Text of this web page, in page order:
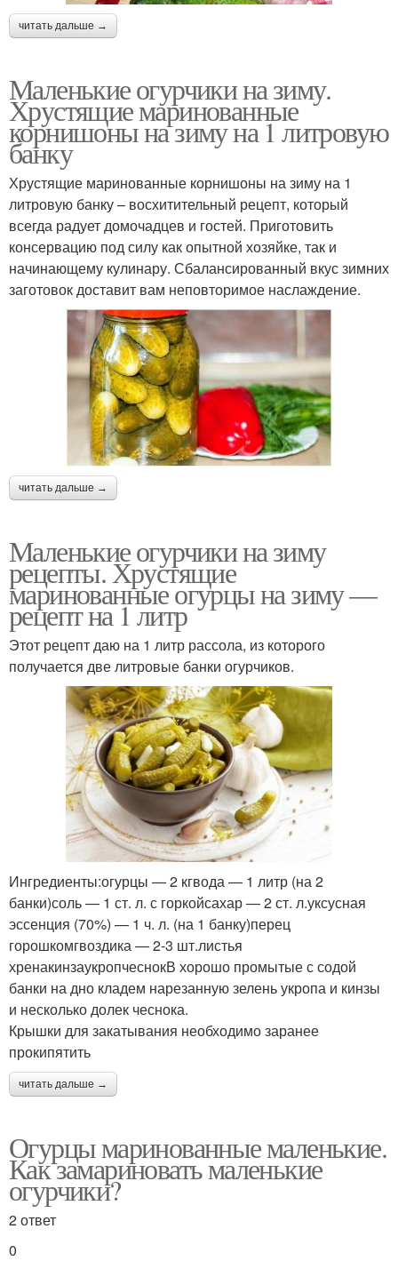
читать дальше →
Маленькие огурчики на зиму.
Хрустящие маринованные
корнишоны на зиму на 1 литровую
банку
Хрустящие маринованные корнишоны на зиму на 1
литровую банку – восхитительный рецепт, который
всегда радует домочадцев и гостей. Приготовить
консервацию под силу как опытной хозяйке, так и
начинающему кулинару. Сбалансированный вкус зимних
заготовок доставит вам неповторимое наслаждение.
читать дальше →
Маленькие огурчики на зиму
рецепты. Хрустящие
маринованные огурцы на зиму —
рецепт на 1 литр
Этот рецепт даю на 1 литр рассола, из которого
получается две литровые банки огурчиков.
Ингредиенты:огурцы — 2 кгвода — 1 литр (на 2
банки)соль — 1 ст. л. с горкойсахар — 2 ст. л.уксусная
эссенция (70%) — 1 ч. л. (на 1 банку)перец
горошкомгвоздика — 2-3 шт.листья
хренакинзаукропчеснокВ хорошо промытые с содой
банки на дно кладем нарезанную зелень укропа и кинзы
и несколько долек чеснока.
Крышки для закатывания необходимо заранее
прокипятить
читать дальше →
Огурцы маринованные маленькие.
Как замариновать маленькие
огурчики?
2 ответ
0